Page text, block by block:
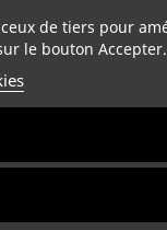
de tiers pour
le bouton Accepter.